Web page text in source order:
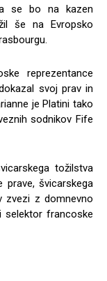
se bo na kazen
še na Evropsko
reprezentance
svoj prav in
je Platini tako
sodnikov Fife
tožilstva
prave, švicarskega
zvezi z domnevno
selektor francoske